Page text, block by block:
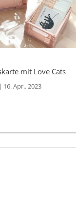
mit Love Cats
16. Apr.. 2023